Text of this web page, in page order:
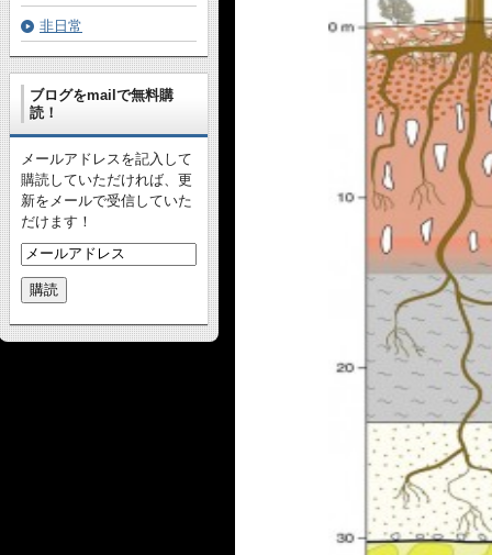
非日常
ブログをmailで無料購
読！
メールアドレスを記入して
購読していただければ、更
新をメールで受信していた
だけます！